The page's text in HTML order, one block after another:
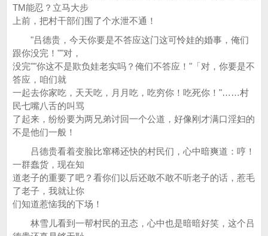
TM能忍？立马大步
上前，把村干部们围了个水泄不通！
"吕德贵，今天你要是不答应这门这可怜娃的婚事，俺们
跟你没完！""对，
没完""你这不是欺负娃老实吗？俺们不答应！"「对，你要是不
答应，咱们就
一起去你家吃，天天吃，月月吃，吃穷你！吃死你！"……村
民七嘴八舌的叫骂
了起来，纷纷要为两兄弟讨回一个公道，好像刚才满口淫妇的
不是他们一般！
吕德贵看着变脸比窜稀还快的村民们，心中暗爽道：哼！
一群蠢货，现在知
道老子的重要了吧？看你们以后还敢不敢不听老子的话，惹毛
了老子，我就让你
们知道惹恼我的下场！
林雪儿看到一帮村民的丑态，心中也是暗暗好笑，这个吕